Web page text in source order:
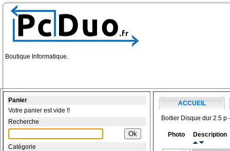
Boutique Informatique.
Panier
Votre panier est vide !!
Recherche
Catégorie
ACCUEIL
Boitier Disque dur 2.5 p
Photo Description